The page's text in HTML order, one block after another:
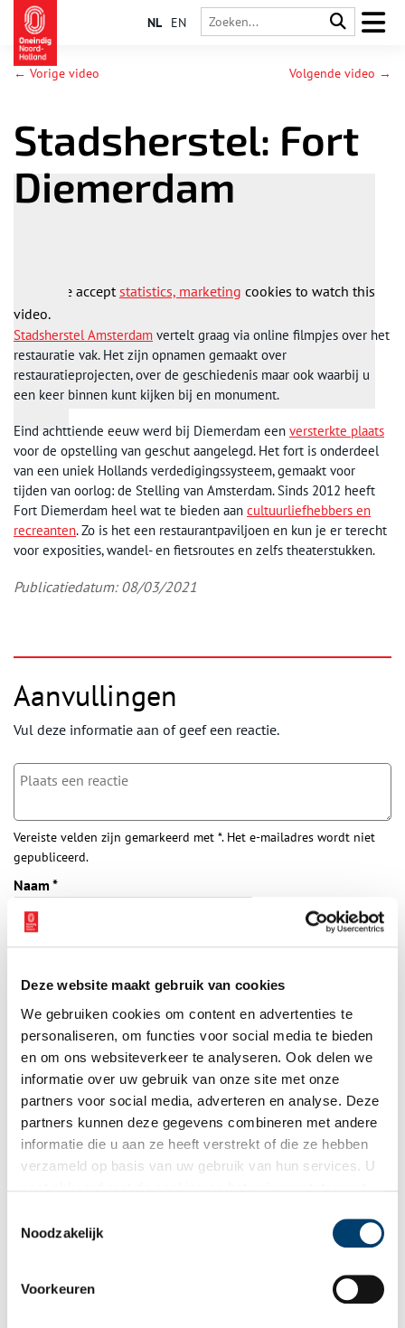
Deze website maakt gebruik van cookies
We gebruiken cookies om content en advertenties te
personaliseren, om functies voor social media te bieden
en om ons websiteverkeer te analyseren. Ook delen we
informatie over uw gebruik van onze site met onze
partners voor social media, adverteren en analyse. Deze
partners kunnen deze gegevens combineren met andere
informatie die u aan ze heeft verstrekt of die ze hebben
verzameld op basis van uw gebruik van hun services. U
Noodzakelijk
Voorkeuren
NL EN
← Vorige video Volgende video →
Stadsherstel: Fort
Diemerdam
Please acceptstatistics, marketing cookies to watch this
video.
Stadsherstel Amsterdam vertelt graag via online filmpjes over het
restauratie vak. Het zijn opnamen gemaakt over
restauratieprojecten, over de geschiedenis maar ook waarbij u
een keer binnen kunt kijken bij en monument.
Eind achttiende eeuw werd bij Diemerdam een versterkte plaats
voor de opstelling van geschut aangelegd. Het fort is onderdeel
van een uniek Hollands verdedigingssysteem, gemaakt voor
tijden van oorlog: de Stelling van Amsterdam. Sinds 2012 heeft
Fort Diemerdam heel wat te bieden aan cultuurliefhebbers en
recreanten. Zo is het een restaurantpaviljoen en kun je er terecht
voor exposities, wandel- en fietsroutes en zelfs theaterstukken.
Publicatiedatum: 08/03/2021
Aanvullingen
Vul deze informatie aan of geef een reactie.
Vereiste velden zijn gemarkeerd met *. Het e-mailadres wordt niet
gepubliceerd.
Naam*
Vink dit aan als u op de hoogte gehouden wil worden.
Bekijk meer video's